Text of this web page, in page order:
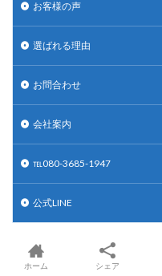
お客様の声
選ばれる理由
お問合わせ
会社案内
℡080-3685-1947
公式LINE
人気記事
ホーム シェア